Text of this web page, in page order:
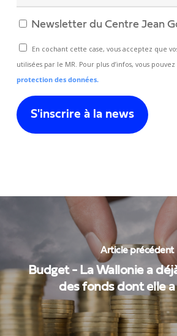
Newsletter du Centre Jean
En cochant cette case, vous acceptez que
utilisées par le MR. Pour plus d’infos, vous
protection des données.
Article précédent
Budget - La Wallonie a
des fonds dont elle